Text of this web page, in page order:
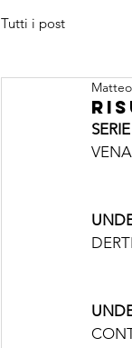
Tutti i post